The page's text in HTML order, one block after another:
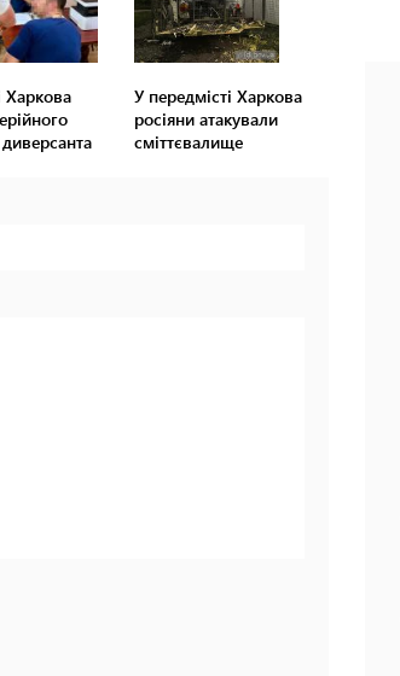
Харкова
У передмісті Харкова
росіяни атакували
сміттєвалище